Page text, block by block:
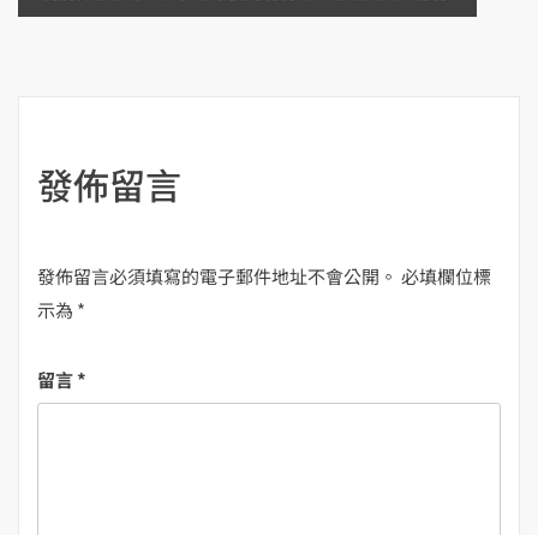
發佈留言
發佈留言必須填寫的電子郵件地址不會公開。 必填欄位標
示為 *
留言*